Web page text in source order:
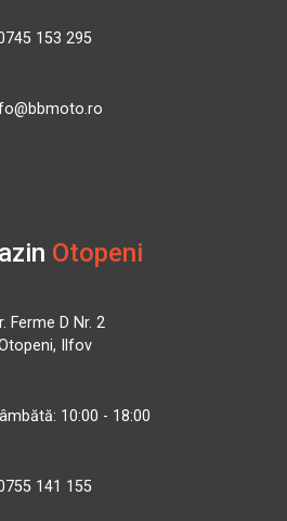
153 295
Otopeni
Ferme D Nr. 2
Ilfov
10:00 - 18:00
141 155